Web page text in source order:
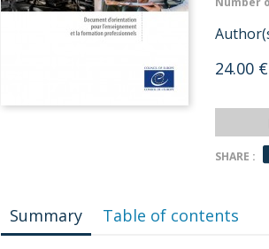
24.00 €
SHARE :
Summary Table of contents